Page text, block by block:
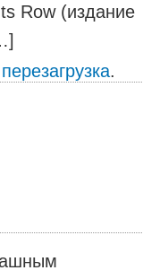
Row (издание
.